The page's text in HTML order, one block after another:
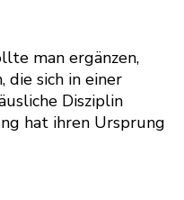
man ergänzen,
die sich in einer
Disziplin
hat ihren Ursprung